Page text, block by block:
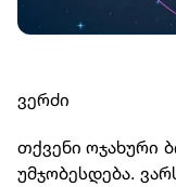
ვერძი
თქვენი ოჯახური
უმჯობესდება.